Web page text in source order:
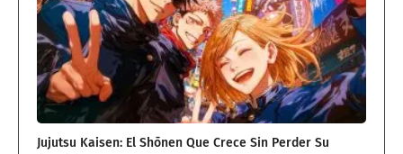
Jujutsu Kaisen: El Shōnen Que Crece Sin Perder Su